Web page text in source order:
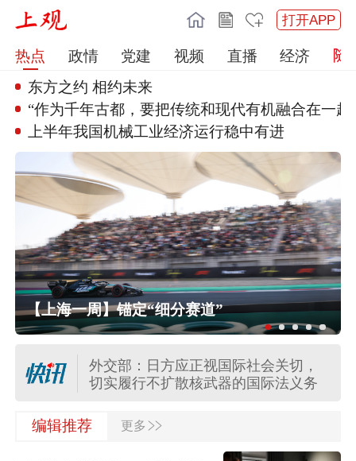
打开APP
热点 政情 党建 视频 直播
经济
东方之约 相约未来
“作为千年古都，要把传统和现代有机融合在一起
上半年我国机械工业经济运行稳中有进
【上海一周】锚定“细分赛道”
任前公示半年后，胡瑞连主动投案
外交部：日本“再军事化”已成地区和平
稳现实威胁，必须高度警惕
外交部：日方应正视国际社会关切，
切实履行不扩散核武器的国际法义务
“白海豚”登陆地点更新！中央气象台升
编辑推荐 更多 >>